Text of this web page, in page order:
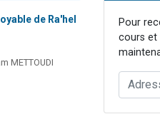
de Ra'hel
METTOUDI
Pour
cours et